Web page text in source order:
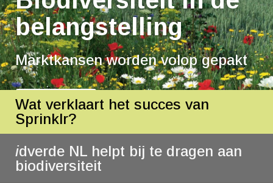
belangstelling
Marktkansen worden volop gepakt
Lees meer
Wat verklaart het succes van
Sprinklr?
idverde NL helpt bij te dragen aan
biodiversiteit